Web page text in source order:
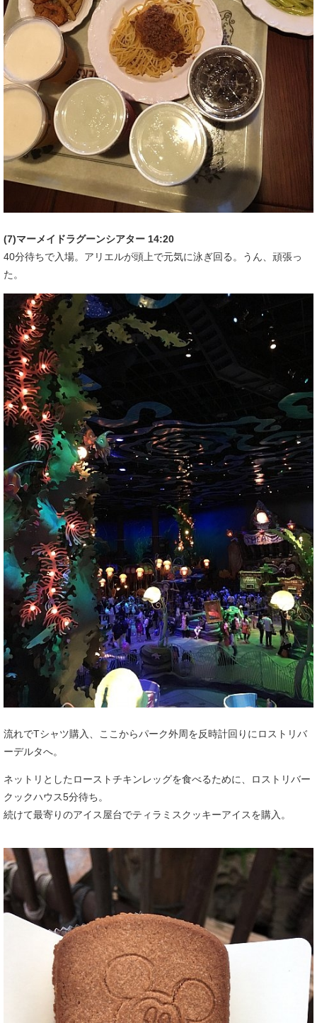
(7)マーメイドラグーンシアター 14:20
40分待ちで入場。アリエルが頭上で元気に泳ぎ回る。うん、頑張っ
た。
流れでTシャツ購入、ここからパーク外周を反時計回りにロストリバ
ーデルタへ。
ネットリとしたローストチキンレッグを食べるために、ロストリバー
クックハウス5分待ち。
続けて最寄りのアイス屋台でティラミスクッキーアイスを購入。